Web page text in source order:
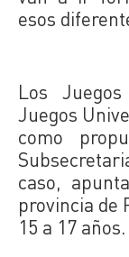
esos
Los
Juegos
como
caso,
provincia de
15 a 17 años.